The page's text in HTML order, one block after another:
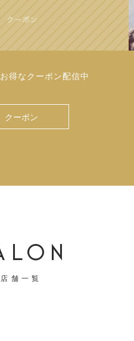
得なクーポン配信中
クーポン
店舗一覧